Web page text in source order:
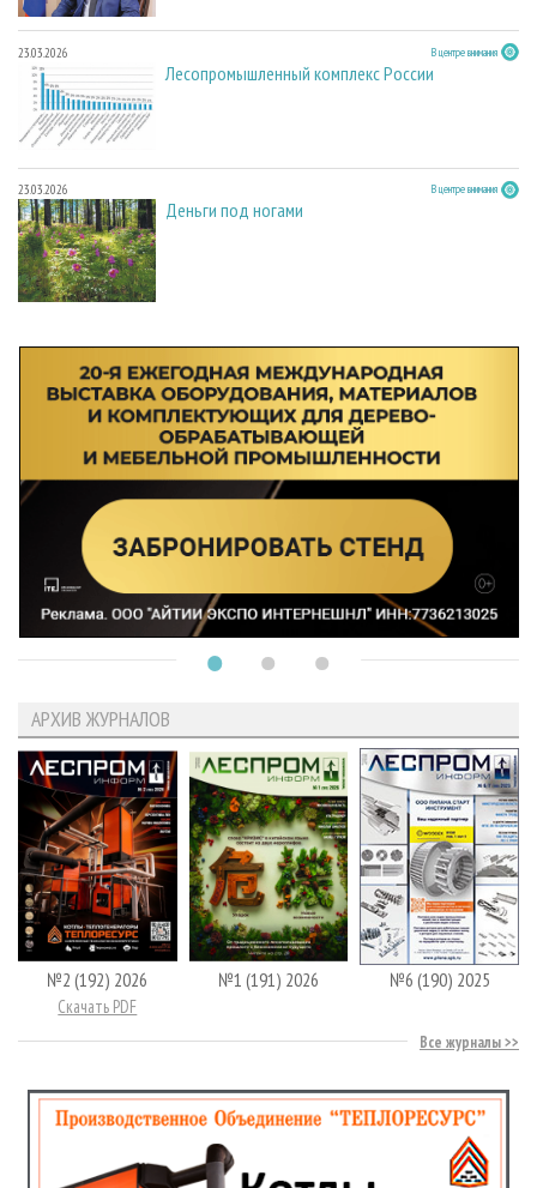
23.03.2026 В центре внимания
Лесопромышленный комплекс России
23.03.2026 В центре внимания
Деньги под ногами
АРХИВ ЖУРНАЛОВ
№2 (192) 2026
Скачать PDF
№1 (191) 2026 №6 (190) 2025
Все журналы